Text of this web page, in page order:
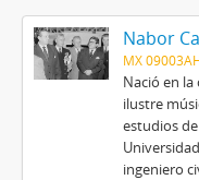
Nabor
MX
Nació en
ilustre
estudios
ingeniero